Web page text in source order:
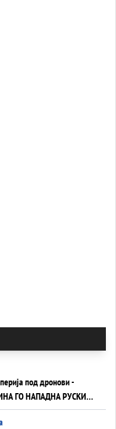
под дронови -
ГО НАПАДНА РУСКИОТ